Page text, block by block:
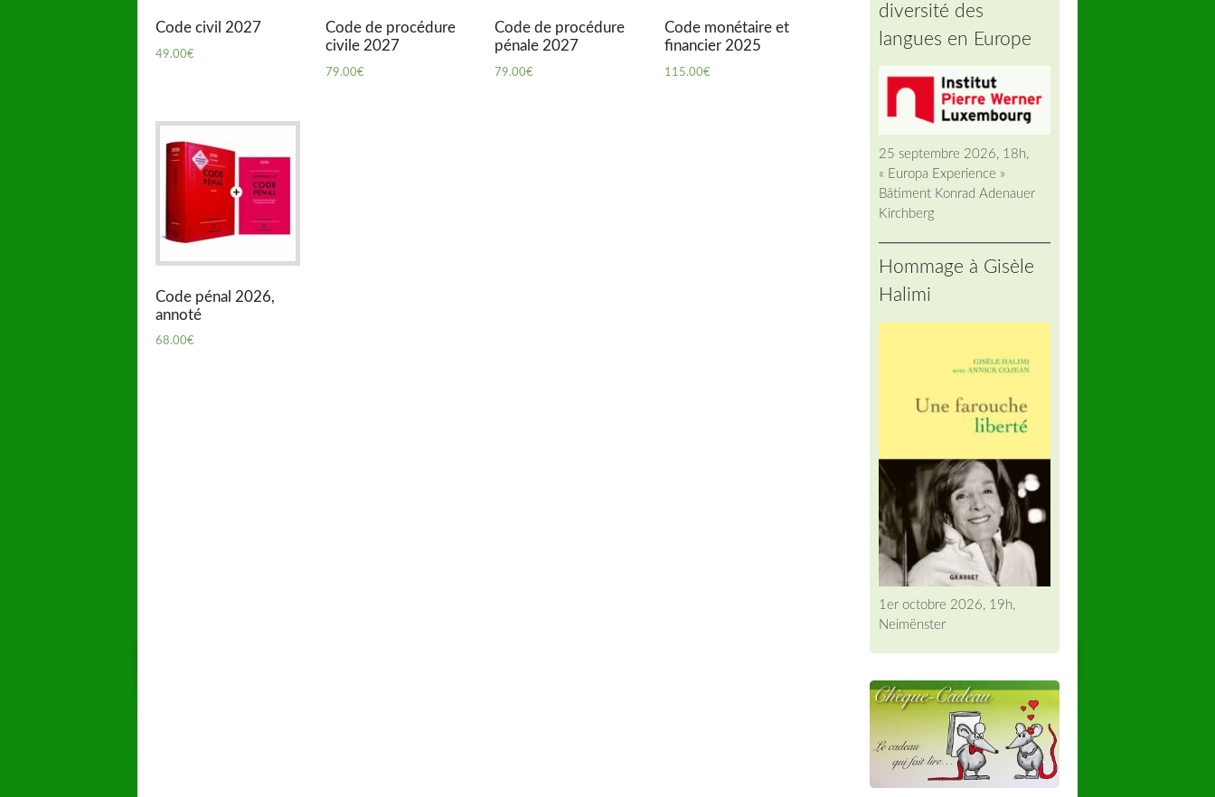
Code civil 2027
49.00€
Code de procédure
civile 2027
79.00€
Code de procédure
pénale 2027
79.00€
Code monétaire et
financier 2025
115.00€
Code pénal 2026,
annoté
68.00€
diversité des
langues en Europe
25 septembre 2026, 18h,
« Europa Experience »
Bâtiment Konrad Adenauer
Kirchberg
Hommage à Gisèle
Halimi
1er octobre 2026, 19h,
Neimënster